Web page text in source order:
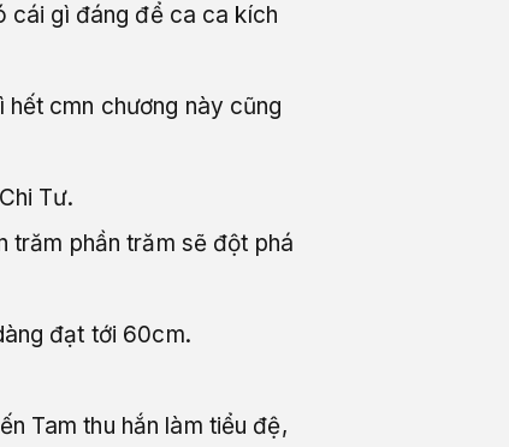
cái gì đáng để ca ca kích
cmn chương này cũng
Tư.
trăm phần trăm sẽ đột phá
đạt tới 60cm.
Tam thu hắn làm tiểu đệ,